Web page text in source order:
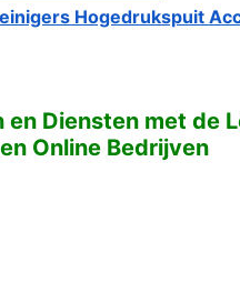
Hogedrukspuit
en Diensten met de
Online Bedrijven